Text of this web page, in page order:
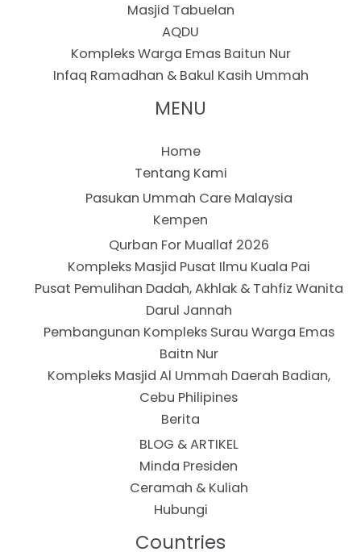
Masjid Tabuelan
AQDU
Kompleks Warga Emas Baitun Nur
Infaq Ramadhan & Bakul Kasih Ummah
MENU
Home
Tentang Kami
Pasukan Ummah Care Malaysia
Kempen
Qurban For Muallaf 2026
Kompleks Masjid Pusat Ilmu Kuala Pai
Pusat Pemulihan Dadah, Akhlak & Tahfiz Wanita
Darul Jannah
Pembangunan Kompleks Surau Warga Emas
Baitn Nur
Kompleks Masjid Al Ummah Daerah Badian,
Cebu Philipines
Berita
BLOG & ARTIKEL
Minda Presiden
Ceramah & Kuliah
Hubungi
Countries